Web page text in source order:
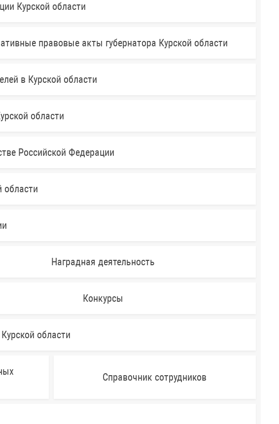
Курской области
правовые акты губернатора Курской области
в Курской области
области
Российской Федерации
области
Наградная деятельность
Конкурсы
области
Справочник сотрудников